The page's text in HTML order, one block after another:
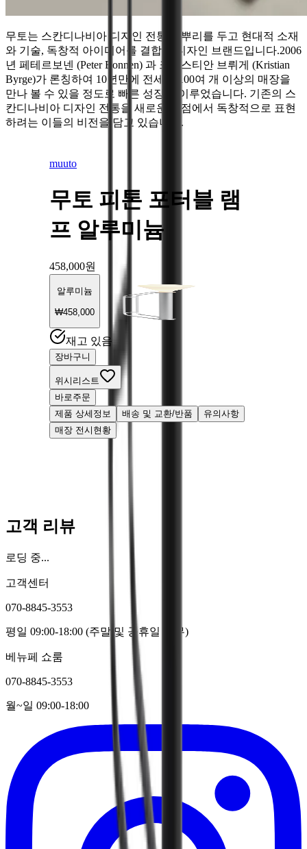
무토는 스칸디나비아 디자인 전통에 뿌리를 두고 현대적 소재
와 기술, 독창적 아이디어를 결합한 디자인 브랜드입니다.2006
년 페테르보넨 (Peter Bonnen) 과 크리스티안 브뤼게 (Kristian
Byrge)가 론칭하여 10년만에 전세계 100여 개 이상의 매장을
만나 볼 수 있을 정도로 빠른 성장을 이루었습니다. 기존의 스
칸디나비아 디자인 전통을 새로운 관점에서 독창적으로 표현
하려는 이들의 비전을 담고 있습니다.
muuto
무토 피톤 포터블 램
프 알루미늄
458,000원
알루미늄
₩458,000
재고 있음
장바구니
위시리스트
바로주문
제품 상세정보
배송 및 교환/반품
유의사항
매장 전시현황
고객 리뷰
로딩 중...
고객센터
070-8845-3553
평일 09:00-18:00 (주말 및 공휴일 휴무)
베뉴페 쇼룸
070-8845-3553
월~일 09:00-18:00